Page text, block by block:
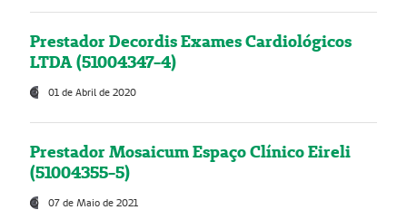
Prestador Decordis Exames Cardiológicos
LTDA (51004347-4)
01 de Abril de 2020
Prestador Mosaicum Espaço Clínico Eireli
(51004355-5)
07 de Maio de 2021